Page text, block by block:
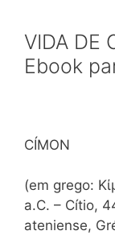
VIDA DE
Ebook
CÍMON
(em grego:
a.C. – Cítio,
ateniense,